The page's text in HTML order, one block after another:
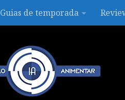
Guias de temporada